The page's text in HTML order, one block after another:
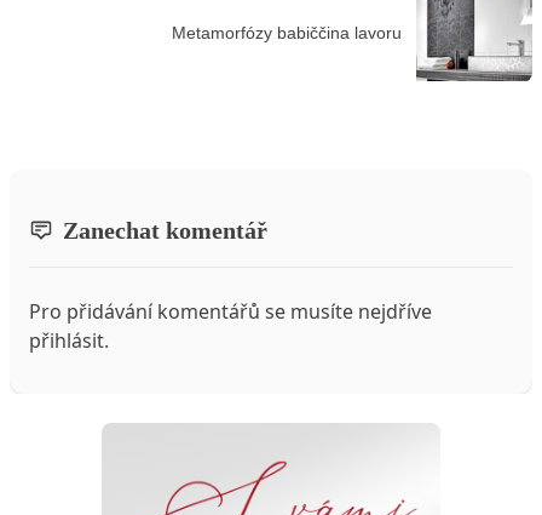
Metamorfózy babiččina lavoru
Zanechat komentář
Pro přidávání komentářů se musíte nejdříve
přihlásit.